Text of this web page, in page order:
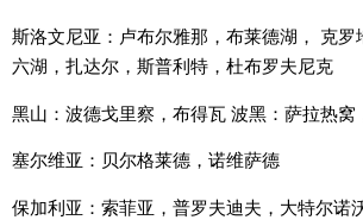
斯洛文尼亚：卢布尔雅那，布莱德湖，
克罗
六湖，扎达尔，斯普利特，杜布罗夫尼克
黑山：波德戈里察，布得瓦 波黑：萨拉热窝
塞尔维亚：贝尔格莱德，诺维萨德
保加利亚：索菲亚，普罗夫迪夫，大特尔诺